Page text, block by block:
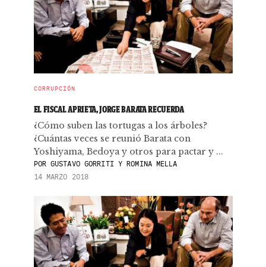
CORRUPCIÓN
EL FISCAL APRIETA, JORGE BARATA RECUERDA
¿Cómo suben las tortugas a los árboles?
¿Cuántas veces se reunió Barata con
Yoshiyama, Bedoya y otros para pactar y ...
PORGUSTAVO GORRITI Y ROMINA MELLA
14 MARZO 2018